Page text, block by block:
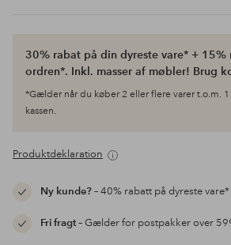
30% rabat på din dyreste vare* + 15%
ordren*. Inkl. masser af møbler! Brug
*Gælder når du køber 2 eller flere varer t.o.m.
kassen.
Produktdeklaration
Ny kunde?– 40% rabatt på dyreste vare*
Fri fragt– Gælder for postpakker over